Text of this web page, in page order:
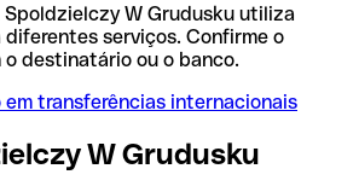
W Grudusku utiliza
serviços. Confirme o
destinatário ou o banco.
em transferências internacionais
W Grudusku